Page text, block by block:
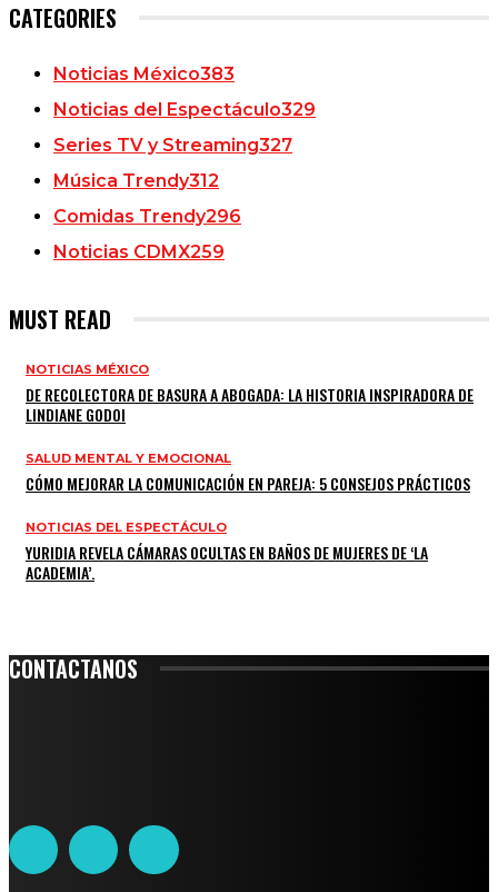
CATEGORIES
Noticias México383
Noticias del Espectáculo329
Series TV y Streaming327
Música Trendy312
Comidas Trendy296
Noticias CDMX259
MUST READ
NOTICIAS MÉXICO
DE RECOLECTORA DE BASURA A ABOGADA: LA HISTORIA INSPIRADORA DE
LINDIANE GODOI
SALUD MENTAL Y EMOCIONAL
CÓMO MEJORAR LA COMUNICACIÓN EN PAREJA: 5 CONSEJOS PRÁCTICOS
NOTICIAS DEL ESPECTÁCULO
YURIDIA REVELA CÁMARAS OCULTAS EN BAÑOS DE MUJERES DE ‘LA
ACADEMIA’.
CONTACTANOS